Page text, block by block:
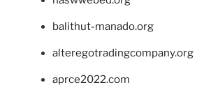
balithut-manado.org
alteregotradingcompany.org
aprce2022.com